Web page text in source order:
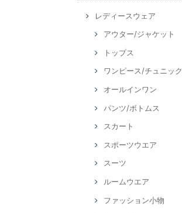
レディースウェア
アウター/ジャケット
トップス
ワンピース/チュニック
オールインワン
パンツ/ボトムス
スカート
スポーツウエア
スーツ
ルームウエア
ファッション小物